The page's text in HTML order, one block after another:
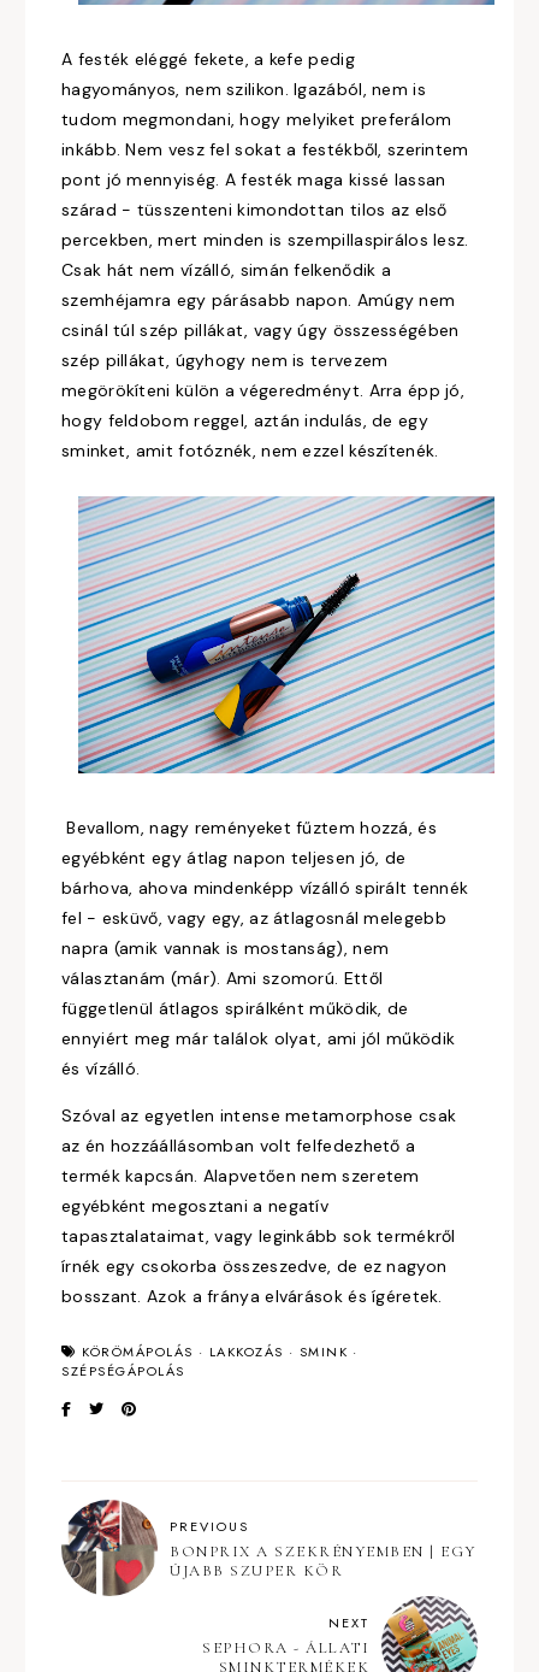
A festék eléggé fekete, a kefe pedig
hagyományos, nem szilikon. Igazából, nem is
tudom megmondani, hogy melyiket preferálom
inkább. Nem vesz fel sokat a festékből, szerintem
pont jó mennyiség. A festék maga kissé lassan
szárad - tüsszenteni kimondottan tilos az első
percekben, mert minden is szempillaspirálos lesz.
Csak hát nem vízálló, simán felkenődik a
szemhéjamra egy párásabb napon. Amúgy nem
csinál túl szép pillákat, vagy úgy összességében
szép pillákat, úgyhogy nem is tervezem
megörökíteni külön a végeredményt. Arra épp jó,
hogy feldobom reggel, aztán indulás, de egy
sminket, amit fotóznék, nem ezzel készítenék.
Bevallom, nagy reményeket fűztem hozzá, és
egyébként egy átlag napon teljesen jó, de
bárhova, ahova mindenképp vízálló spirált tennék
fel - esküvő, vagy egy, az átlagosnál melegebb
napra (amik vannak is mostanság), nem
választanám (már). Ami szomorú. Ettől
függetlenül átlagos spirálként működik, de
ennyiért meg már találok olyat, ami jól működik
és vízálló.
Szóval az egyetlen intense metamorphose csak
az én hozzáállásomban volt felfedezhető a
termék kapcsán. Alapvetően nem szeretem
egyébként megosztani a negatív
tapasztalataimat, vagy leginkább sok termékről
írnék egy csokorba összeszedve, de ez nagyon
bosszant. Azok a fránya elvárások és ígéretek.
KÖRÖMÁPOLÁS · LAKKOZÁS · SMINK ·
SZÉPSÉGÁPOLÁS
PREVIOUS
BONPRIX A SZEKRÉNYEMBEN | EGY
ÚJABB SZUPER KÖR
NEXT
SEPHORA - ÁLLATI
SMINKTERMÉKEK